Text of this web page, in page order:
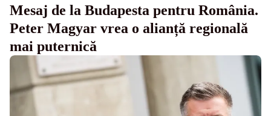
Mesaj de la Budapesta pentru România.
Peter Magyar vrea o alianță regională
mai puternică